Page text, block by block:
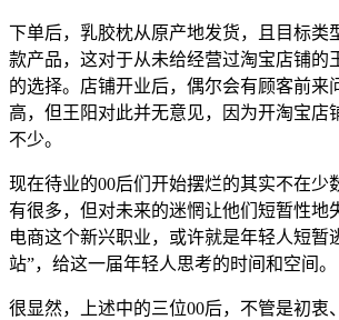
下单后，乳胶枕从原产地发货，且目标类
款产品，这对于从未给经营过淘宝店铺的
的选择。店铺开业后，偶尔会有顾客前来
高，但王阳对此并无意见，因为开淘宝店
不少。
现在待业的00后们开始摆烂的其实不在少
有很多，但对未来的迷惘让他们短暂性地
电商这个新兴职业，或许就是年轻人短暂
站”，给这一届年轻人思考的时间和空间。
很显然，上述中的三位00后，不管是初衷